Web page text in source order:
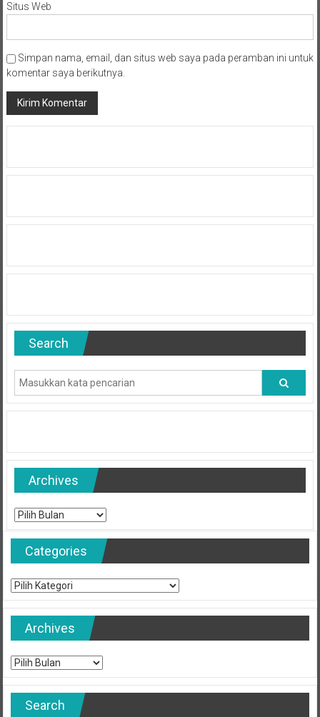
Situs Web
Simpan nama, email, dan situs web saya pada peramban ini untuk
komentar saya berikutnya.
Search
Archives
Archives
Categories
Categories
Archives
Archives
Search